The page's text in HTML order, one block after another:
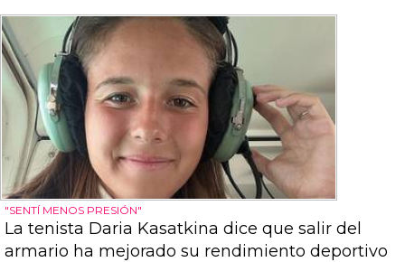
"SENTÍ MENOS PRESIÓN"
La tenista Daria Kasatkina dice que salir del
armario ha mejorado su rendimiento deportivo